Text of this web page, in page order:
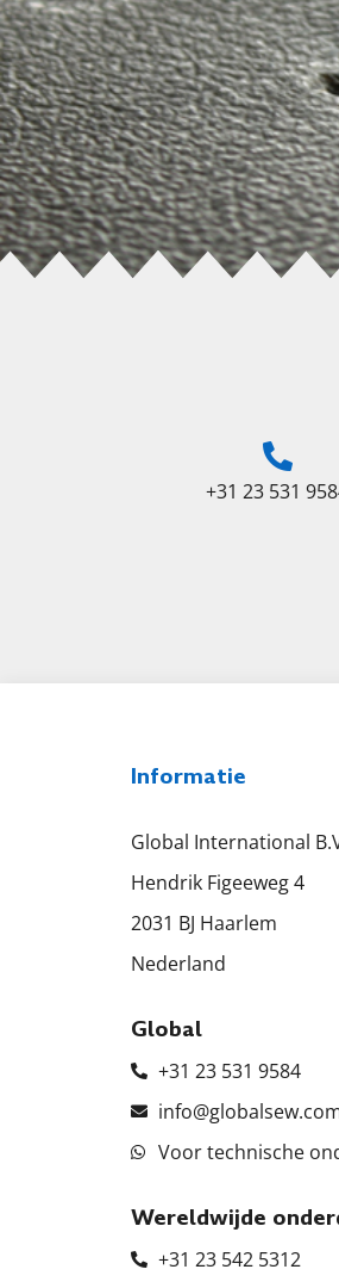
+31 23 531
Informatie
Global International
Hendrik Figeeweg 4
2031 BJ Haarlem
Nederland
Global
+31 23 531 9584
Voor technische
Wereldwijde
+31 23 542 5312